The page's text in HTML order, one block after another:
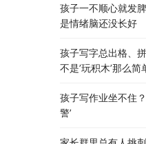
孩子一不顺心就发
是情绪脑还没长好
孩子写字总出格、
不是’玩积木’那么简
孩子写作业坐不住
警’